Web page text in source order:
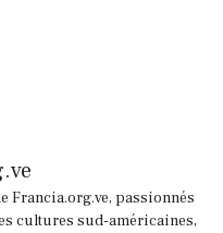
Francia.org.ve, passionnés
cultures sud-américaines,